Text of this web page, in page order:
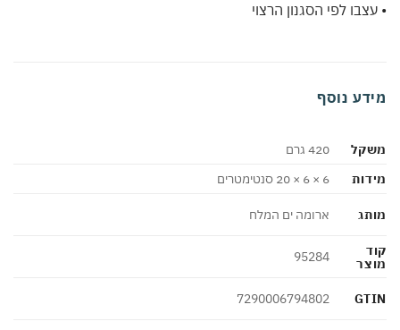
לפי הסגנון הרצוי
נוסף
420 גרם
6 × 6 × 20 סנטימטרים
ארומה ים המלח
95284
7290006794802